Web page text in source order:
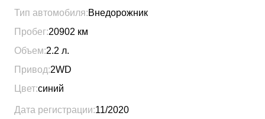
Тип автомобиля:Внедорожник
Пробег:20902 км
Объем:2.2 л.
Привод:2WD
Цвет:синий
Дата регистрации:11/2020